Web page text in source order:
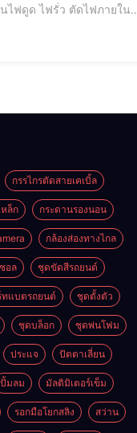
ไฟดูด ไฟรั่ว ตัดไฟภายใน
กรรไกรตัดสายเคเบิ้ล
หล็ก กระดานรองนอน
กล้องส่องทางไกล
อล ชุดขัดสีรถยนต์​
แบตรถยนต์ ชุดตั้งตัว
ชุดบล็อก ชุดพ่นโฟม
ประแจ ปัตตาเลี่ยน
ปั้มลม มัลติมิเตอร์เข็ม
รอกมือโยกสลิง สว่าน